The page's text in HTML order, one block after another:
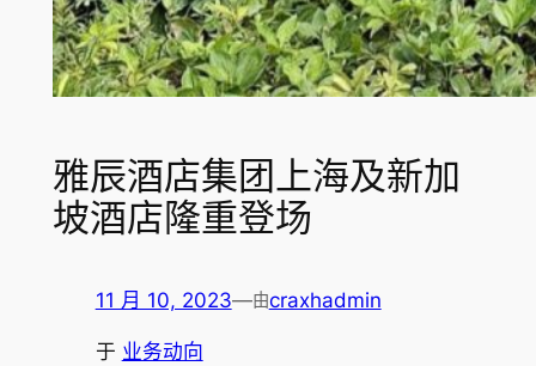
雅辰酒店集团上海及新加
坡酒店隆重登场
11 月 10, 2023—由craxhadmin
于 业务动向